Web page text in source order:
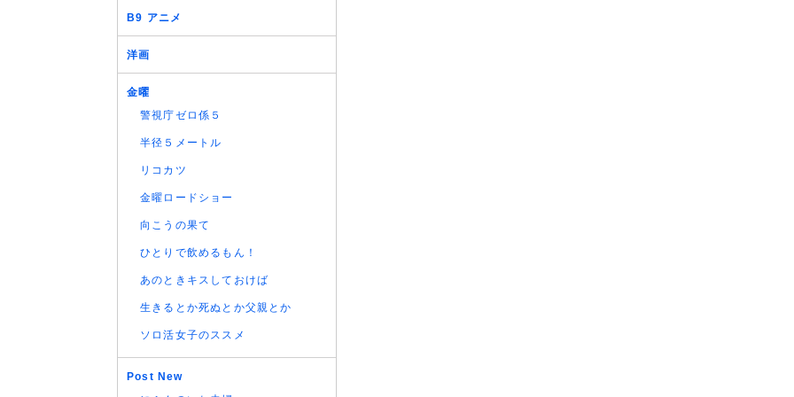
B9 アニメ
洋画
金曜
警視庁ゼロ係５
半径５メートル
リコカツ
金曜ロードショー
向こうの果て
ひとりで飲めるもん！
あのときキスしておけば
生きるとか死ぬとか父親とか
ソロ活女子のススメ
Post New